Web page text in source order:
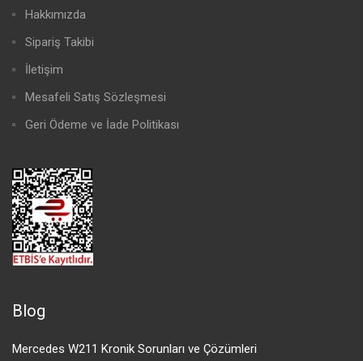
Hakkımızda
Sipariş Takibi
İletişim
Mesafeli Satış Sözleşmesi
Geri Ödeme ve İade Politikası
Blog
Mercedes W211 Kronik Sorunları ve Çözümleri